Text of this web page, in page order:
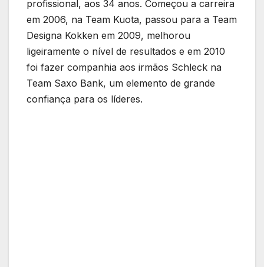
profissional, aos 34 anos. Começou a carreira
em 2006, na Team Kuota, passou para a Team
Designa Kokken em 2009, melhorou
ligeiramente o nível de resultados e em 2010
foi fazer companhia aos irmãos Schleck na
Team Saxo Bank, um elemento de grande
confiança para os líderes.